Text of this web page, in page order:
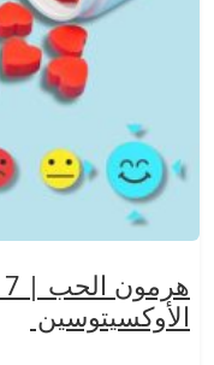
الأوكسيتوسين